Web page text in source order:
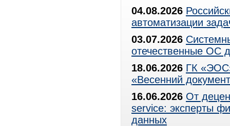
04.08.2026
автоматизации
03.07.2026
отечественные ОС
18.06.2026 ГК
«Весенний
16.06.2026 От
service: эксперты
данных